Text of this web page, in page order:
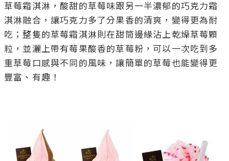
草莓霜淇淋，酸甜的草莓味跟另一半濃郁的巧克力霜
淇淋融合，讓巧克力多了分果香的清爽，變得更為耐
吃；整隻的草莓霜淇淋則在甜筒邊緣沾上乾燥草莓顆
粒，並灑上帶有莓果酸香的草莓粉，可以一次吃到多
重草莓口感與不同的風味，讓簡單的草莓也能變得更
豐富、有趣！